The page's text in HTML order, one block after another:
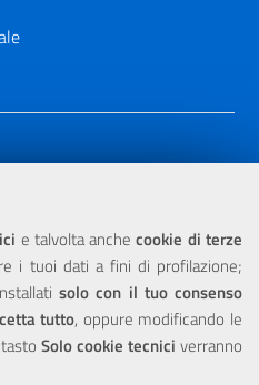
e talvolta anchecookie di terze
i tuoi dati a fini di profilazione;
solo con il tuo consenso
tutto, oppure modificando le
Solo cookie tecnici verranno